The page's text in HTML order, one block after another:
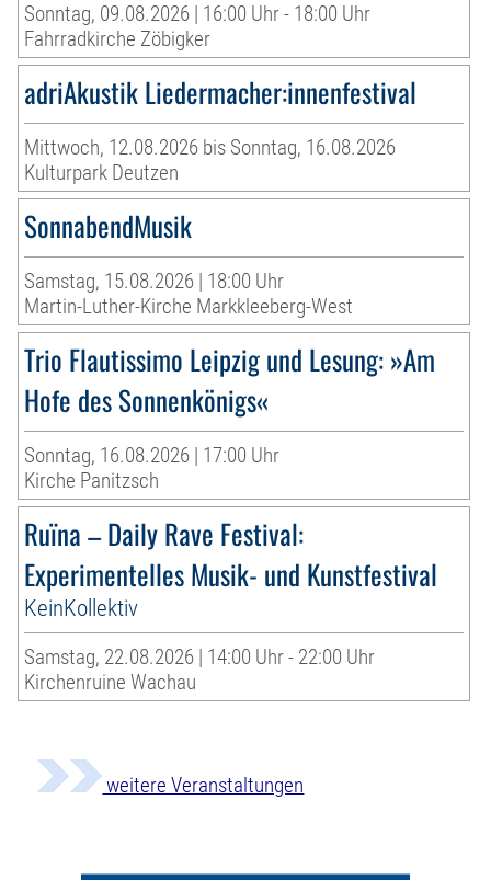
Sonntag, 09.08.2026 | 16:00 Uhr - 18:00 Uhr
Fahrradkirche Zöbigker
adriAkustik Liedermacher:innenfestival
Mittwoch, 12.08.2026 bis Sonntag, 16.08.2026
Kulturpark Deutzen
SonnabendMusik
Samstag, 15.08.2026 | 18:00 Uhr
Martin-Luther-Kirche Markkleeberg-West
Trio Flautissimo Leipzig und Lesung: »Am
Hofe des Sonnenkönigs«
Sonntag, 16.08.2026 | 17:00 Uhr
Kirche Panitzsch
Ruïna – Daily Rave Festival:
Experimentelles Musik- und Kunstfestival
KeinKollektiv
Samstag, 22.08.2026 | 14:00 Uhr - 22:00 Uhr
Kirchenruine Wachau
weitere Veranstaltungen